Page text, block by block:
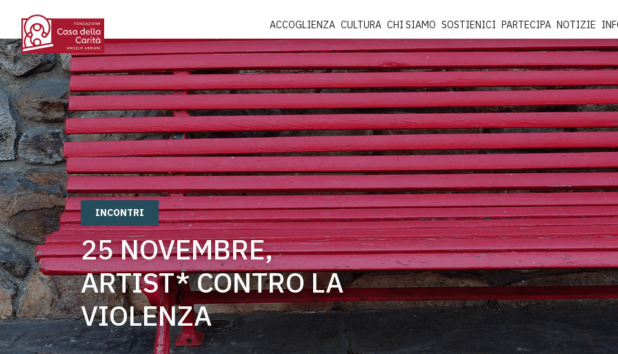
ACCOGLIENZA CULTURA CHI SIAMO SOSTIENICI PARTECIPA NOTIZIE
INCONTRI
25 NOVEMBRE,
ARTIST* CONTRO LA
VIOLENZA